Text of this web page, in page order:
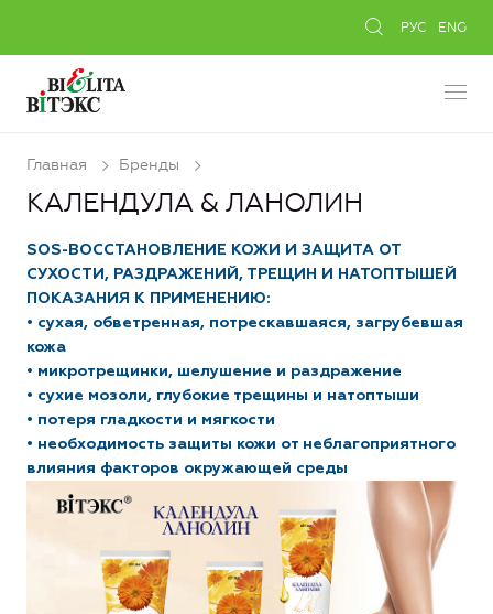
РУС ENG
Главная Бренды
КАЛЕНДУЛА & ЛАНОЛИН
SOS-ВОССТАНОВЛЕНИЕ КОЖИ И ЗАЩИТА ОТ
СУХОСТИ, РАЗДРАЖЕНИЙ, ТРЕЩИН И НАТОПТЫШЕЙ
ПОКАЗАНИЯ К ПРИМЕНЕНИЮ:
• сухая, обветренная, потрескавшаяся, загрубевшая
кожа
• микротрещинки, шелушение и раздражение
• сухие мозоли, глубокие трещины и натоптыши
• потеря гладкости и мягкости
• необходимость защиты кожи от неблагоприятного
влияния факторов окружающей среды